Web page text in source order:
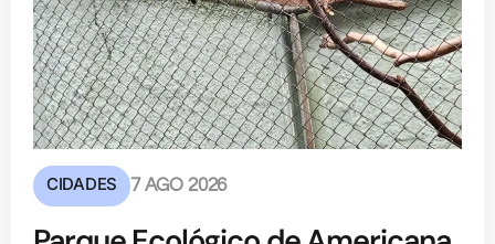
CIDADES 7 AGO 2026